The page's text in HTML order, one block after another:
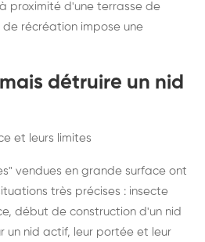
proximité d'une terrasse de
récréation impose une
détruire un nid
et leurs limites
vendues en grande surface ont
très précises : insecte
début de construction d'un nid
un nid actif, leur portée et leur